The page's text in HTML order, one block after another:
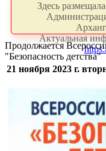
Здесь
Актуальная
Продолжается
"Безопасность детства"
21 ноября 2023 г.